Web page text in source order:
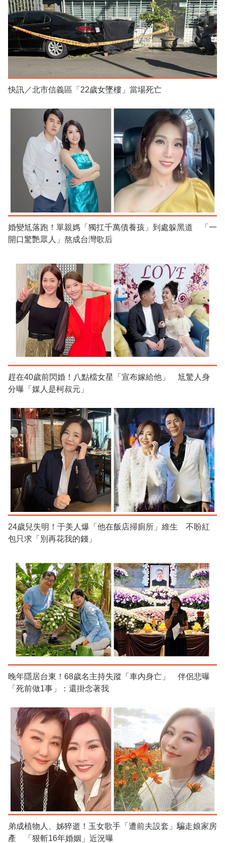
快訊／北市信義區「22歲女墜樓」當場死亡
婚變尪落跑！單親媽「獨扛千萬債養孩」到處躲黑道 「一
開口驚艷眾人」熬成台灣歌后
趕在40歲前閃婚！八點檔女星「宣布嫁給他」 尪驚人身
分曝「媒人是柯叔元」
24歲兒失明！于美人爆「他在飯店掃廁所」維生 不盼紅
包只求「別再花我的錢」
晚年隱居台東！68歲名主持失蹤「車內身亡」 伴侶悲曝
「死前做1事」：還掛念著我
弟成植物人、姊猝逝！玉女歌手「遭前夫設套」騙走娘家房
產 「狠斬16年婚姻」近況曝